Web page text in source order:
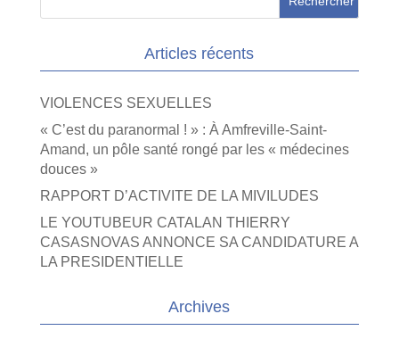
Articles récents
VIOLENCES SEXUELLES
« C’est du paranormal ! » : À Amfreville-Saint-
Amand, un pôle santé rongé par les « médecines
douces »
RAPPORT D’ACTIVITE DE LA MIVILUDES
LE YOUTUBEUR CATALAN THIERRY
CASASNOVAS ANNONCE SA CANDIDATURE A
LA PRESIDENTIELLE
Archives